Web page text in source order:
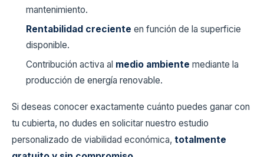
mantenimiento.
Rentabilidad creciente en función de la superficie
disponible.
Contribución activa al medio ambiente mediante la
producción de energía renovable.
Si deseas conocer exactamente cuánto puedes ganar con
tu cubierta, no dudes en solicitar nuestro estudio
personalizado de viabilidad económica, totalmente